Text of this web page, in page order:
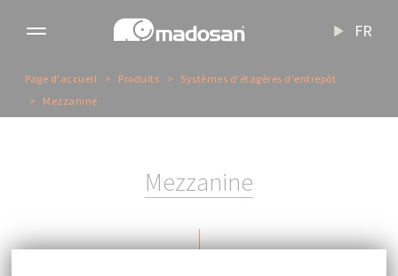
Toggle
FR
Page d'accueil Produits
Systèmes d'étagères d'entrepôt
Mezzanine
Mezzanine